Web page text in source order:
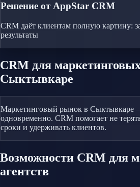
Решение от AppStar CRM
CRM даёт клиентам полную картину:
результаты
CRM для
Сыктывкаре
Маркетинговый рынок в Сыктывкаре
одновременно. CRM помогает не
сроки и удерживать клиентов.
Возможности CRM для
агентств